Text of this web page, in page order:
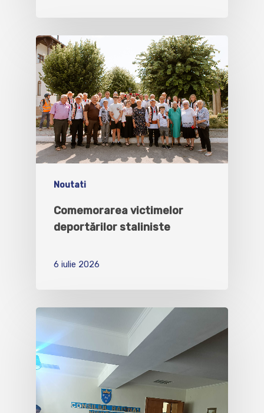
Noutati
Comemorarea victimelor
deportărilor staliniste
6 iulie 2026